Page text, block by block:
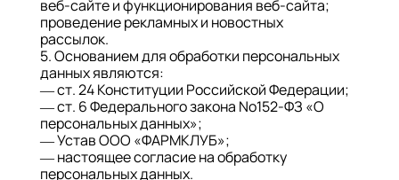
веб-сайте и функционирования веб-сайта;
проведение рекламных и новостных
рассылок.
5. Основанием для обработки персональных
данных являются:
— ст. 24 Конституции Российской Федерации;
— ст. 6 Федерального закона No152-ФЗ «О
персональных данных»;
— Устав ООО «ФАРМКЛУБ»;
— настоящее согласие на обработку
персональных данных.